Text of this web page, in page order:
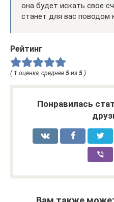
она будет искать свое
станет для вас поводом
Рейтинг
( 1 оценка, среднее 5 из 5 )
Понравилась